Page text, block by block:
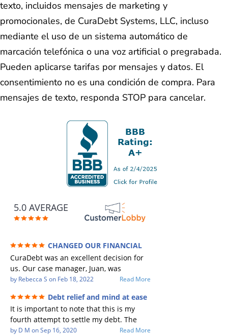
texto, incluidos mensajes de marketing y
promocionales, de CuraDebt Systems, LLC, incluso
mediante el uso de un sistema automático de
marcación telefónica o una voz artificial o pregrabada.
Pueden aplicarse tarifas por mensajes y datos. El
consentimiento no es una condición de compra. Para
mensajes de texto, responda STOP para cancelar.
5.0 AVERAGE
CHANGED OUR FINANCIAL
FUTURE (credit 200 Points / 90 K in debt
GONE)
CuraDebt was an excellent decision for
us. Our case manager, Juan, was
incredible to work with. He and Julio
Every communication was quickly
responded to and all of our questions
were answered. We were able to clear
up in excess of 90 K in debt in a few
by Rebecca S on Feb 18, 2022 Read More
Debt relief and mind at ease
It is important to note that this is my
fourth attempt to settle my debt. The
first debt settlement company gave me
by D M onSep 16, 2020 Read More